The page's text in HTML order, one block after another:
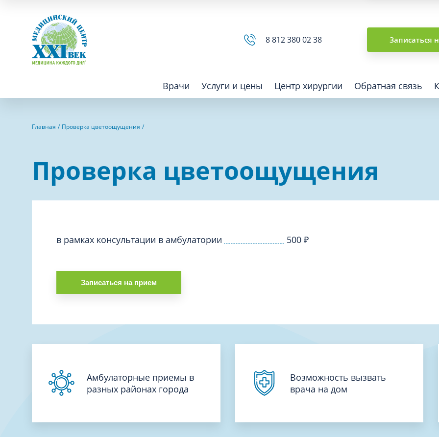
8 812 380 02 38 Записаться
Врачи Услуги и цены
Аллергология
Анестезиология
Венерология
Гематология
Кардиология
Клиническая психология
Косметология
Лабораторная диагностика
Маммология-онкология
Нейропсихология
Нейрохирургия
Онкоурология
Остеопатия
Офтальмология
Сестринский уход (сиделки)
Центр хирургии Обратная связь
Главная Проверка цветоощущения
Проверка цветоощущения
в рамках консультации в амбулатории 500 ₽
Записаться на прием
Амбулаторные приемы в
разных районах города
Возможность вызвать
врача на дом